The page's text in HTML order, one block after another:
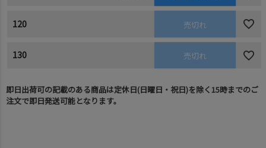
120 売切れ
130 売切れ
即日出荷可の記載のある商品は定休日(日曜日・祝日)を除く15時までのご
注文で即日発送可能となります。